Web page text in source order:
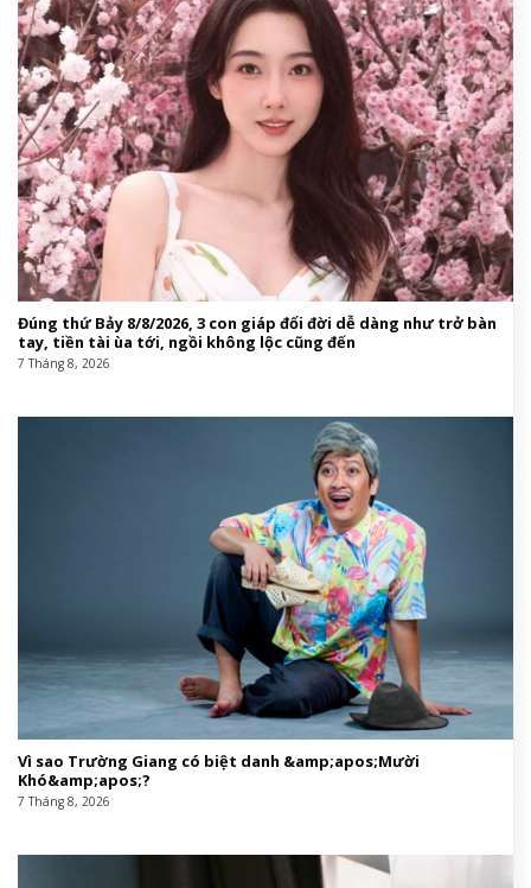
Vũ điệu 60 năm của họa tiết Flora huyền
thoại
Ảnh: Gucci
Một điểm nhấn không thể bỏ qua trong chiến dịch
lần này chính là họa tiết Flora – sợi chỉ đỏ xuyên suốt
chiều dài lịch sử của nhà mốt, đánh dấu cột mốc kỷ